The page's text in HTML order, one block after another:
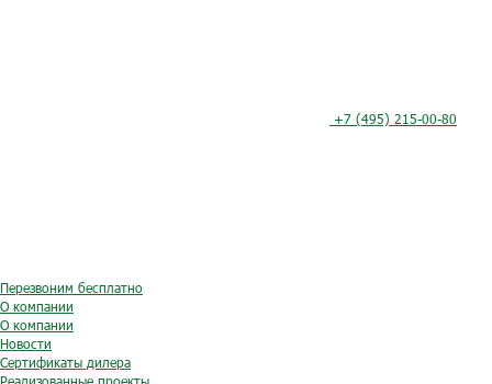
+7 (495) 215-00-80
Перезвоним бесплатно
О компании
О компании
Новости
Сертификаты дилера
Реализованные проекты